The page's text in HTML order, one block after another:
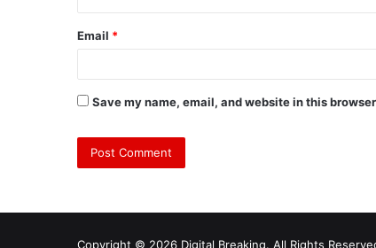
Email *
Save my name, email, and website in this
Copyright © 2026 Digital Breaking. All Rights